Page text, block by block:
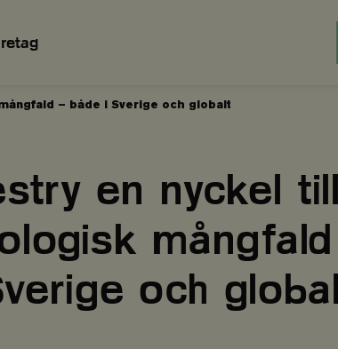
– både i Sverige och globalt
en nyckel
och